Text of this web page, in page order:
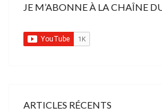
JE M’ABONNE À LA CHAÎNE
ARTICLES RÉCENTS